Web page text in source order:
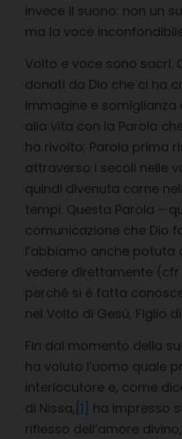
invece il suono: non un
ma la voce
Volto e voce sono sacri.
donati da Dio che ci ha
immagine e
alla vita con la Parola
ha rivolto; Parola prima
attraverso i secoli nelle
quindi divenuta carne
tempi. Questa Parola –
comunicazione che Dio
l’abbiamo anche potuta
vedere direttamente (cfr
perché si è fatta
nel Volto di Gesù, Figlio di
Fin dal momento della
ha voluto l’uomo quale
interlocutore e, come
di Nissa, [1] ha impresso
riflesso dell’amore